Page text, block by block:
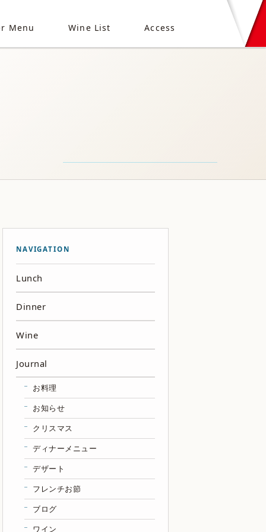
Menu Wine List Access
NAVIGATION
Lunch
Dinner
Wine
Journal
お料理
お知らせ
クリスマス
ディナーメニュー
デザート
フレンチお節
ブログ
ワイン